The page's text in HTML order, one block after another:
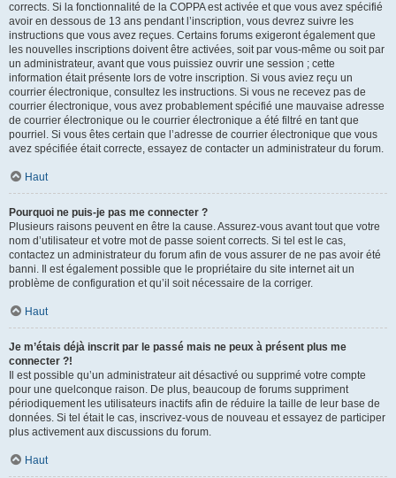
corrects. Si la fonctionnalité de la COPPA est activée et que vous avez spécifié
avoir en dessous de 13 ans pendant l’inscription, vous devrez suivre les
instructions que vous avez reçues. Certains forums exigeront également que
les nouvelles inscriptions doivent être activées, soit par vous-même ou soit par
un administrateur, avant que vous puissiez ouvrir une session ; cette
information était présente lors de votre inscription. Si vous aviez reçu un
courrier électronique, consultez les instructions. Si vous ne recevez pas de
courrier électronique, vous avez probablement spécifié une mauvaise adresse
de courrier électronique ou le courrier électronique a été filtré en tant que
pourriel. Si vous êtes certain que l’adresse de courrier électronique que vous
avez spécifiée était correcte, essayez de contacter un administrateur du forum.
Haut
Pourquoi ne puis-je pas me connecter ?
Plusieurs raisons peuvent en être la cause. Assurez-vous avant tout que votre
nom d’utilisateur et votre mot de passe soient corrects. Si tel est le cas,
contactez un administrateur du forum afin de vous assurer de ne pas avoir été
banni. Il est également possible que le propriétaire du site internet ait un
problème de configuration et qu’il soit nécessaire de la corriger.
Haut
Je m’étais déjà inscrit par le passé mais ne peux à présent plus me
connecter ?!
Il est possible qu’un administrateur ait désactivé ou supprimé votre compte
pour une quelconque raison. De plus, beaucoup de forums suppriment
périodiquement les utilisateurs inactifs afin de réduire la taille de leur base de
données. Si tel était le cas, inscrivez-vous de nouveau et essayez de participer
plus activement aux discussions du forum.
Haut